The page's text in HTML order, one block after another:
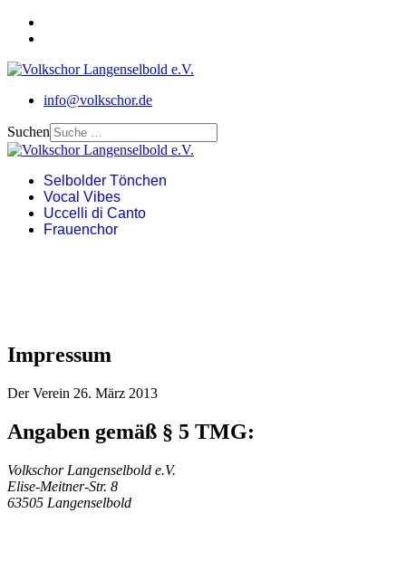
info@volkschor.de
Suchen
Selbolder Tönchen
Vocal Vibes
Uccelli di Canto
Frauenchor
Impressum
Der Verein 26. März 2013
Angaben gemäß § 5 TMG:
Volkschor Langenselbold e.V.
Elise-Meitner-Str. 8
63505 Langenselbold